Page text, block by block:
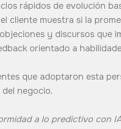
rápidos de evolución
cliente muestra si la
y discursos que
orientado a
que adoptaron esta
negocio.
a lo predictivo con